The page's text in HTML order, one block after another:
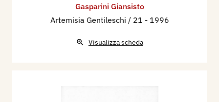
Gasparini Giansisto
Artemisia Gentileschi / 21 - 1996
Visualizza scheda